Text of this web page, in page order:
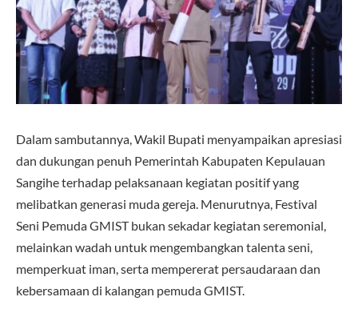
Dalam sambutannya, Wakil Bupati menyampaikan apresiasi
dan dukungan penuh Pemerintah Kabupaten Kepulauan
Sangihe terhadap pelaksanaan kegiatan positif yang
melibatkan generasi muda gereja. Menurutnya, Festival
Seni Pemuda GMIST bukan sekadar kegiatan seremonial,
melainkan wadah untuk mengembangkan talenta seni,
memperkuat iman, serta mempererat persaudaraan dan
kebersamaan di kalangan pemuda GMIST.